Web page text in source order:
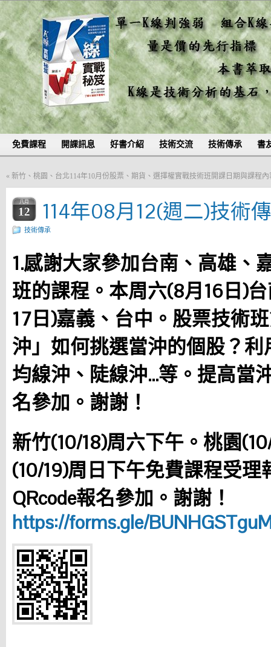
免費課程 開課訊息 好書介紹 技術交流 技術傳承 書
« 新竹、桃園、台北114年10月份股票、期貨、選擇權實戰技術班開課日期與課程內
八月
12 114年08月12(週二)技術
技術傳承
1.感謝大家參加台南、高雄、
班的課程。本周六(8月16日)
17日)嘉義、台中。股票技術
沖」如何挑選當沖的個股？
均線沖、陡線沖…等。提高當
名參加。謝謝！
新竹(10/18)周六下午。桃園
(10/19)周日下午免費課程受
QRcode報名參加。謝謝！
https://forms.gle/